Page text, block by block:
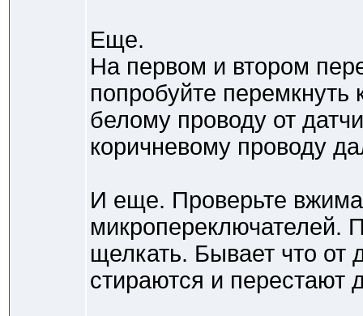
Еще.
На первом и втором
попробуйте перемкнуть
белому проводу от
коричневому проводу
И еще. Проверьте
микропереключателей.
щелкать. Бывает что от
стираются и перестают